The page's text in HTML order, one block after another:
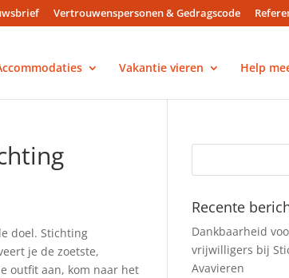
Vertrouwenspersonen & Gedragscode
Vakantie vieren Help
doel. Stichting
je de zoetste,
outfit aan, kom naar het
Recente
Dankbaarheid
vrijwilligers bij
Avavieren